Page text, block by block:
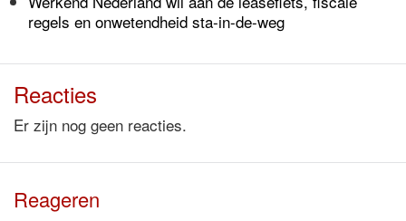
regels en onwetendheid sta-in-de-weg
Reacties
Er zijn nog geen reacties.
Reageren